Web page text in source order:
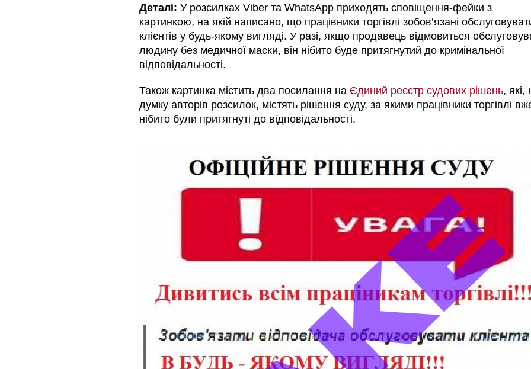
Деталі: У розсилках Viber та WhatsApp приходять сповіщення-фейки з
картинкою, на якій написано, що працівники торгівлі зобов’язані
клієнтів у будь-якому вигляді. У разі, якщо продавець відмовиться
людину без медичної маски, він нібито буде притягнутий до кримінальної
відповідальності.
Також картинка містить два посилання на Єдиний реєстр судових рішень, які,
думку авторів розсилок, містять рішення суду, за якими працівники торгівлі
нібито були притягнуті до відповідальності.